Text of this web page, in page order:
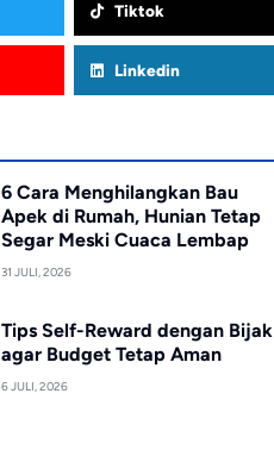
Tiktok
Linkedin
6 Cara Menghilangkan Bau
Apek di Rumah, Hunian Tetap
Segar Meski Cuaca Lembap
31 JULI, 2026
Tips Self-Reward dengan Bijak
agar Budget Tetap Aman
6 JULI, 2026